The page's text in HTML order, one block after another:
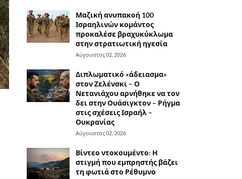
Μαζική ανυπακοή 100
Ισραηλινών κομάντος
προκαλέσε βραχυκύκλωμα
στην στρατιωτική ηγεσία
Αύγουστος 02, 2026
Διπλωματικό «άδειασμα»
στον Ζελένσκι – Ο
Νετανιάχου αρνήθηκε να τον
δει στην Ουάσιγκτον – Ρήγμα
στις σχέσεις Ισραήλ –
Ουκρανίας
Αύγουστος 02, 2026
Βίντεο ντοκουμέντο: Η
στιγμή που εμπρηστής βάζει
τη φωτιά στο Ρέθυμνο